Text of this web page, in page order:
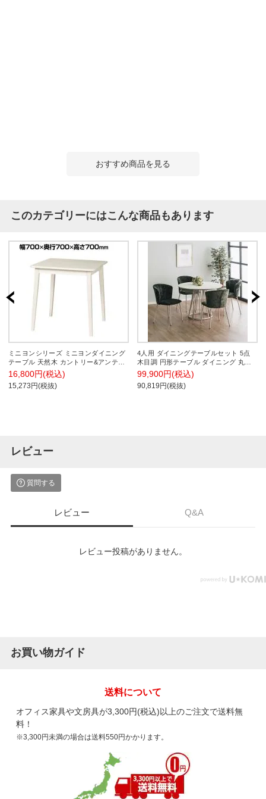
おすすめ商品を見る
このカテゴリーにはこんな商品もあります
ミニヨンシリーズ ミニヨンダイニング
テーブル 天然木 カントリー&アンティ
ーク シンプル ナチュラル 幅700×奥行
700×高さ700mm
16,800円(税込)
15,273円(税抜)
4人用 ダイニングテーブルセット 5点
木目調 円形テーブル ダイニング 丸テ
ーブル カフェテーブル セット モダン
グレー グリーン ピンク イエロー (幅
1000mm 丸テーブル×1 チェア×4) ラウ
99,900円(税込)
90,819円(税抜)
レビュー
質問する
レビュー Q&A
レビュー投稿がありません。
お買い物ガイド
送料について
オフィス家具や文房具が3,300円(税込)以上のご注文で送料無
料！
※3,300円未満の場合は送料550円かかります。